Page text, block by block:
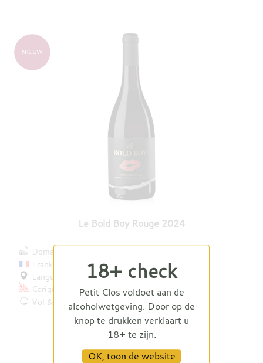
Le Bold Boy Rouge 2024
NIEUW
Domaine Guinand
Frankrijk
Languedoc
Carignan
Syrah
Vol & soepel
€ 11,50
18+ check
Petit Clos voldoet aan de
alcoholwetgeving. Door op de
knop te drukken verklaart u
18+ te zijn.
OK, toon de website